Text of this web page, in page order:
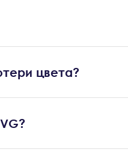
цвета?